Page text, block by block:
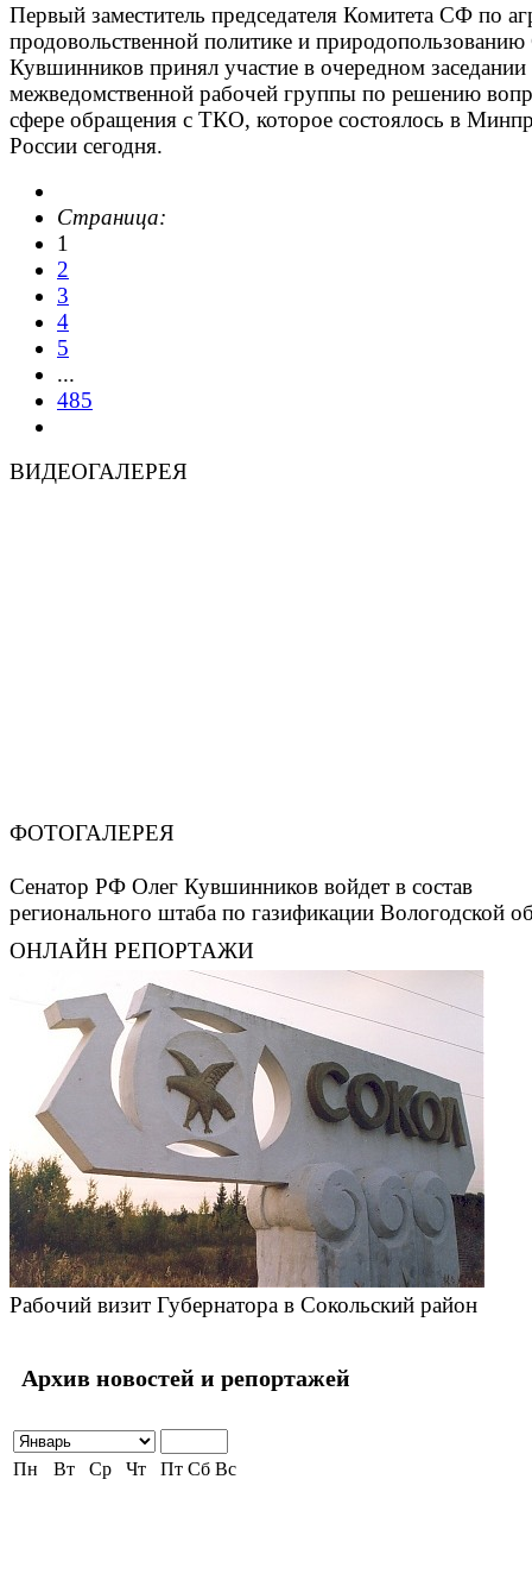
Первый заместитель председателя Комитета СФ по
продовольственной политике и природопользованию
Кувшинников принял участие в очередном заседании
межведомственной рабочей группы по решению
сфере обращения с ТКО, которое состоялось в
России сегодня.
Страница:
1
2
3
4
5
...
485
ВИДЕОГАЛЕРЕЯ
ФОТОГАЛЕРЕЯ
Сенатор РФ Олег Кувшинников войдет в состав
регионального штаба по газификации Вологодской
ОНЛАЙН РЕПОРТАЖИ
Рабочий визит Губернатора в Сокольский район
Архив новостей и репортажей
Пн Вт Ср Чт Пт Сб Вс